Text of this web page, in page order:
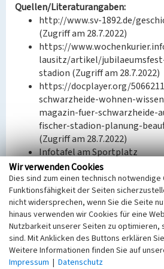
Quellen/Literaturangaben:
http://www.sv-1892.de/
(Zugriff am 28.7.2022)
https://
lausitz/artikel/
stadion (Zugriff am 28.7.2022)
https://docplayer.org/
schwarzheide-wohnen-
magazin-fuer-schwarzheide-
fischer-stadion-planung-
(Zugriff am 28.7.2022)
Infotafel am Sportplatz
https://fliphtml5.com/zdkfp/
28.7.2022)
http://online.fliphtml5.com/
(Zugriff am 28.7.2022)
http://online.fliphtml5.com/
(Zugriff am 28.7.2022)
BKM-Nummer:32002112
Wir verwenden Cookies
Dies sind zum einen technisch notwendige
Funktionsfähigkeit der Seiten
nicht widersprechen, wenn Sie die Seite
hinaus verwenden wir Cookies für eine
Nutzbarkeit unserer Seiten zu optimieren,
sind. Mit Anklicken des Buttons erklären
Weitere Informationen finden Sie auf
Impressum | Datenschutz